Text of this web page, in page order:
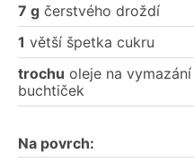
7 g čerstvého droždí
1 větší špetka cukru
trochu oleje na
buchtiček
Na povrch: